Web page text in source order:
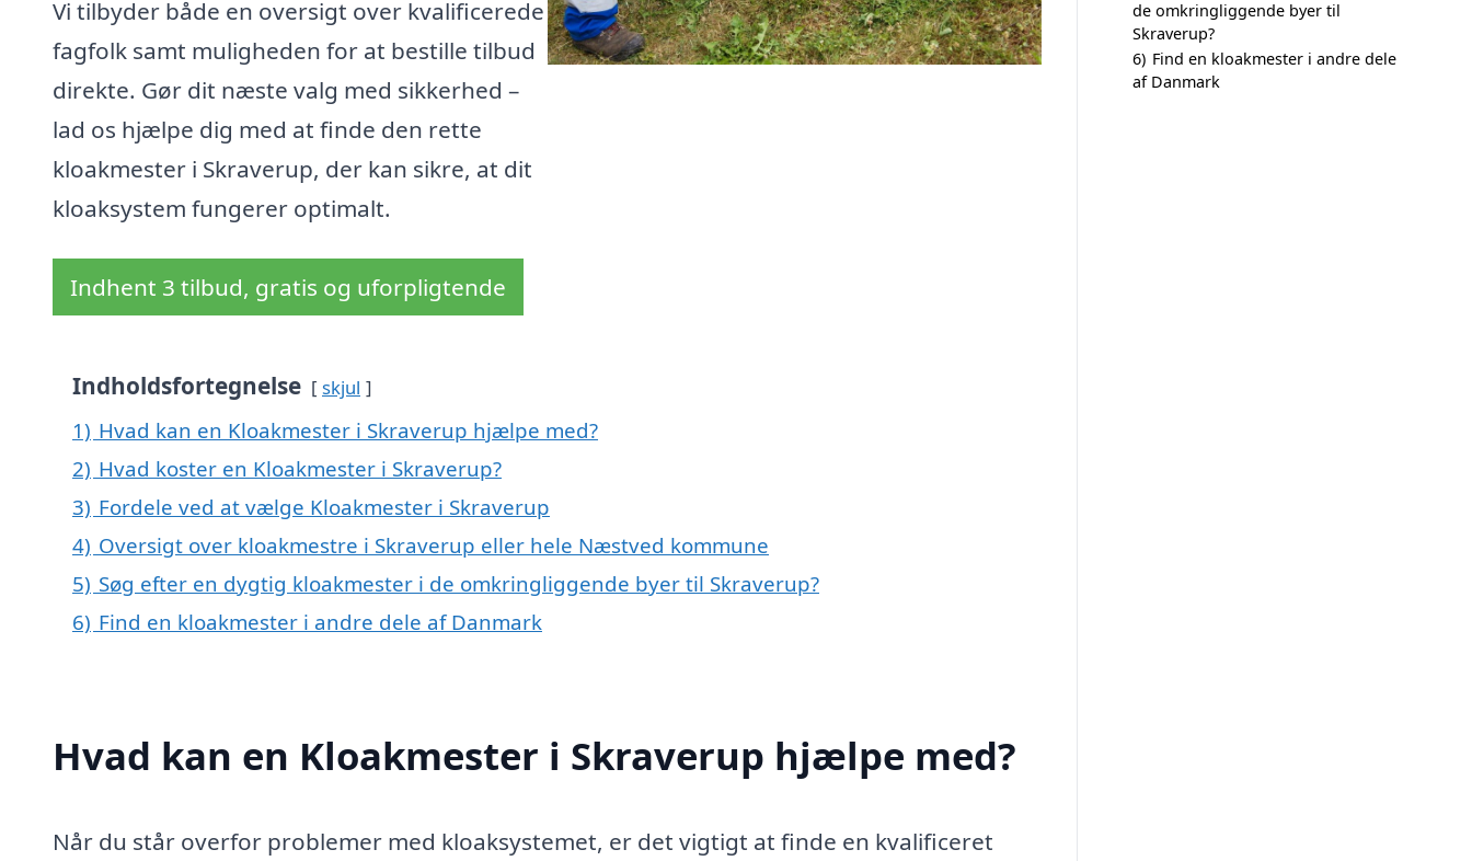
Vi tilbyder både en oversigt over kvalificerede
fagfolk samt muligheden for at bestille tilbud
direkte. Gør dit næste valg med sikkerhed –
lad os hjælpe dig med at finde den rette
kloakmester i Skraverup, der kan sikre, at dit
kloaksystem fungerer optimalt.
Indhent 3 tilbud, gratis og uforpligtende
Indholdsfortegnelse skjul
1) Hvad kan en Kloakmester i Skraverup hjælpe med?
2) Hvad koster en Kloakmester i Skraverup?
3) Fordele ved at vælge Kloakmester i Skraverup
4) Oversigt over kloakmestre i Skraverup eller hele Næstved kommune
5) Søg efter en dygtig kloakmester i de omkringliggende byer til Skraverup?
6) Find en kloakmester i andre dele af Danmark
Hvad kan en Kloakmester i Skraverup hjælpe med?
Når du står overfor problemer med kloaksystemet, er det vigtigt at finde en kvalificeret
de omkringliggende byer til
Skraverup?
6) Find en kloakmester i andre dele
af Danmark